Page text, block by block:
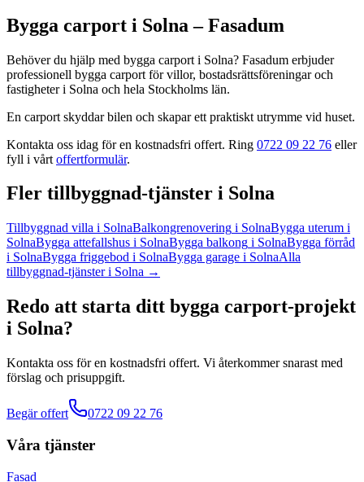
Bygga carport i Solna – Fasadum
Behöver du hjälp med bygga carport i Solna? Fasadum erbjuder
professionell bygga carport för villor, bostadsrättsföreningar och
fastigheteri Solna och hela Stockholms län.
En carport skyddar bilen och skapar ett praktiskt utrymme vid huset.
Kontakta oss idag för en kostnadsfri offert. Ring 0722 09 22 76 eller
fyll i vårt offertformulär.
Fler tillbyggnad-tjänster i Solna
Tillbyggnad villa i SolnaBalkongrenovering i SolnaBygga uterum i
SolnaBygga attefallshus i SolnaBygga balkong i SolnaBygga förråd
i SolnaBygga friggebod i SolnaBygga garage i SolnaAlla
tillbyggnad-tjänsteri Solna →
Redo att starta ditt bygga carport-projekt
i Solna?
Kontakta oss för en kostnadsfri offert. Vi återkommer snarast med
förslag och prisuppgift.
Begär offert 0722 09 22 76
Våra tjänster
Fasad